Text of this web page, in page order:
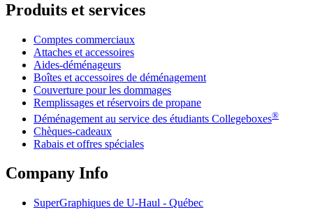
Produits et services
Comptes commerciaux
Attaches et accessoires
Aides-déménageurs
Boîtes et accessoires de déménagement
Couverture pour les dommages
Remplissages et réservoirs de propane
Déménagement au service des étudiants Collegeboxes®
Chèques-cadeaux
Rabais et offres spéciales
Company Info
SuperGraphiques de U-Haul - Québec